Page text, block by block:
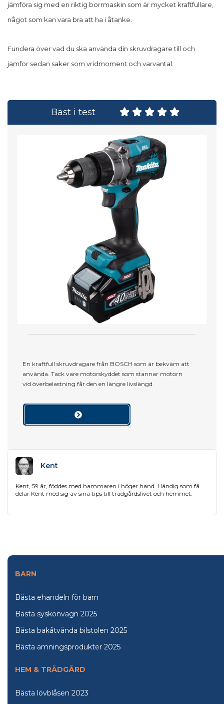
jämföra sig med en riktig borrmaskin som är mycket kraftfullare,
något som kan vara bra att ha i åtanke.
Fundera över vad du ska använda din skruvdragare till och
jämför sedan saker som vridmoment och varvantal.
Bäst i test
En kraftfull skruvdragare från BOSCH som är bekväm att
använda. Tack vare motorskyddet som stannar motorn
vid överbelastning får den en längre livslängd.
Kent
Kent, 59 år, föddes med hammaren i höger hand. Händig som få
delar Kent med sig av sina tips till trädgårdslivet och hemmet.
BARN
Bästa ehandeln för barn
Bästa syskonvagn 2025
Bästa bakåtvända bilstolen 2025
Bästa amningsprodukter 2025
HEM & TRÄDGÅRD
Bästa lövblåsen 2023